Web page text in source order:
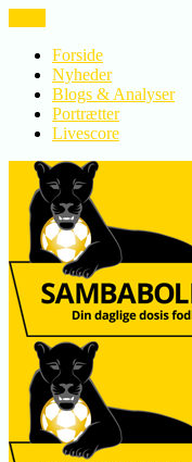
Forside
Nyheder
Blogs & Analyser
Portrætter
Livescore